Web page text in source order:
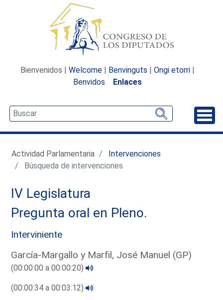
Bienvenidos | Welcome | Benvinguts | Ongi etorri |
Benvidos
Enlaces
Actividad Parlamentaria
Intervenciones
Búsqueda de intervenciones
IV Legislatura
Pregunta oral en Pleno.
Interviniente
García-Margallo y Marfil, José Manuel (GP)
(00:00:00 a 00:00:20)
(00:00:34 a 00:03:12)